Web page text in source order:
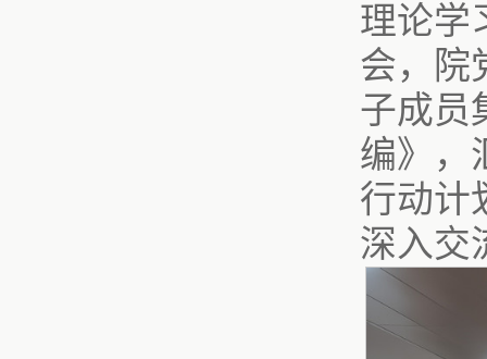
理论学
会，院
子成员
编》，
行动计
深入交